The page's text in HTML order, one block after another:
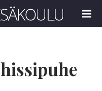
MENU
hissipuhe